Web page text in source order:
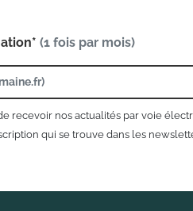
(1 fois par mois)
recevoir nos actualités par voie
qui se trouve dans les